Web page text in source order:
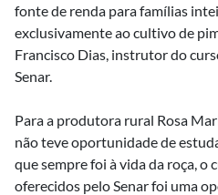
fonte de renda para famílias
exclusivamente ao cultivo de
Francisco Dias, instrutor do
Senar.
Para a produtora rural Rosa
não teve oportunidade de
que sempre foi à vida da roça, o
oferecidos pelo Senar foi uma